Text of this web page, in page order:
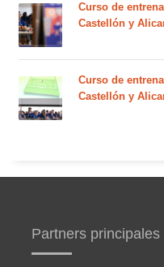
Curso de
Castellón y
Curso de
Castellón y
Partners principales